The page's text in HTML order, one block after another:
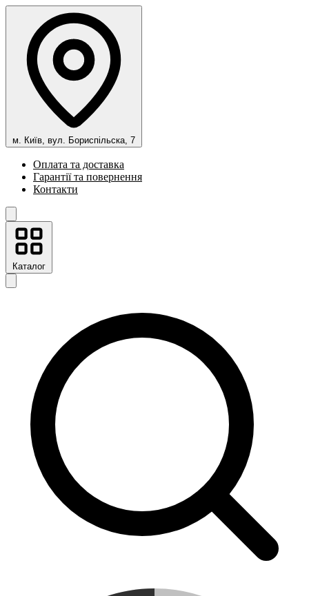
м. Київ, вул. Бориспільска, 7
Оплата та доставка
Гарантії та повернення
Контакти
Каталог